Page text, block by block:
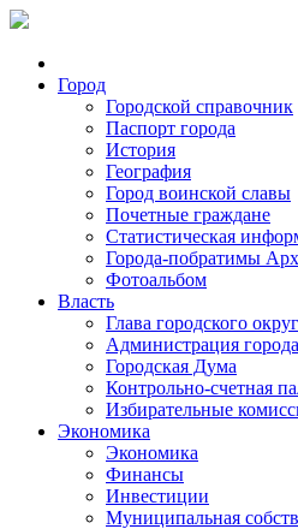
Город
Городской справочник
Паспорт города
История
География
Город воинской славы
Почетные граждане
Статистическая
Города-побратимы
Фотоальбом
Власть
Глава городского
Администрация города
Городская Дума
Контрольно-счетная
Избирательные
Экономика
Экономика
Финансы
Инвестиции
Муниципальная